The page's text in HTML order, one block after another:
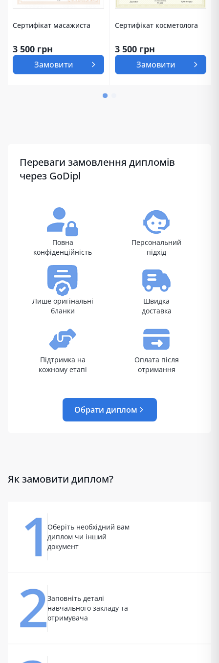
Сертифікат масажиста
3 500 грн
Замовити
Сертифікат косметолога
3 500 грн
Замовити
Переваги замовлення дипломів
через GoDipl
Повна
конфіденційність
Персональний
підхід
Лише оригінальні
бланки
Швидка
доставка
Підтримка на
кожному етапі
Оплата після
отримання
Обрати диплом
Як замовити диплом?
Оберіть необхідний вам
диплом чи інший
документ
Заповніть деталі
навчального закладу та
отримувача